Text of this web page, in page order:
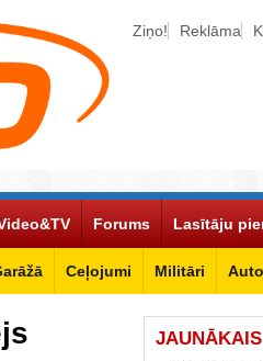
Ziņo! Reklāma
Ceļojumi Militāri
Forums Lasītāju